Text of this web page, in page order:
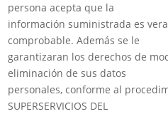
persona acepta que la
información suministrada es
comprobable. Además se le
garantizaran los derechos de
eliminación de sus datos
personales, conforme al
SUPERSERVICIOS DEL